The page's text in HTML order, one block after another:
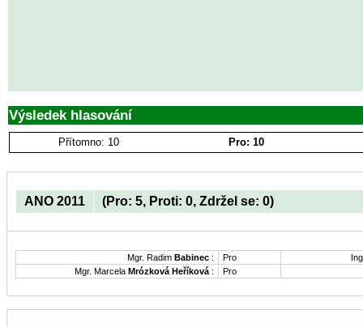
Výsledek hlasování
Přítomno: 10 Pro: 10
ANO 2011 (Pro: 5, Proti: 0, Zdržel se: 0)
Mgr. Radim Babinec : Pro
Mgr. Marcela Mrózková Heříková : Pro